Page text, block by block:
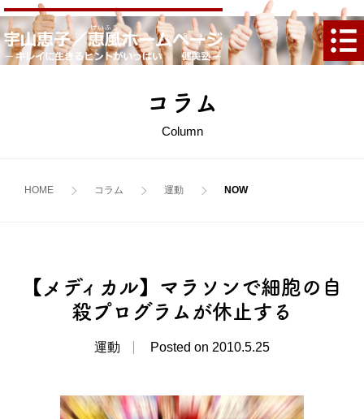
コラム
Column
HOME コラム 運動
【メディカル】マラソンで細胞の自
殺プログラムが休止する
運動 Posted on 2010.5.25